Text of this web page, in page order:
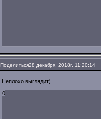
Поделиться28 декабря, 2018г. 11:20:14
Неплохо выглядит)
0